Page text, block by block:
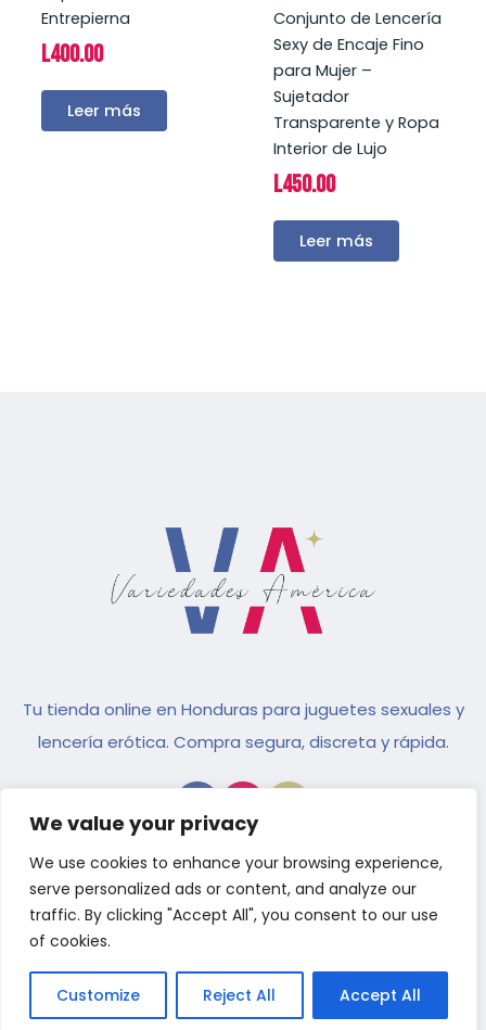
We value your privacy
We use cookies to enhance your browsing experience,
serve personalized ads or content, and analyze our
traffic. By clicking "Accept All", you consent to our use
of cookies.
Customize Reject All Accept All
Entrepierna
L400.00
Leer más
Conjunto de Lencería
Sexy de Encaje Fino
para Mujer –
Sujetador
Transparente y Ropa
Interior de Lujo
L450.00
Leer más
Tu tienda online en Honduras para juguetes sexuales y
lencería erótica. Compra segura, discreta y rápida.
INICIO TIENDA CONÓCENOS CONTACTO
América | Hecha porCreative
Minds
Políticas De Privacidad